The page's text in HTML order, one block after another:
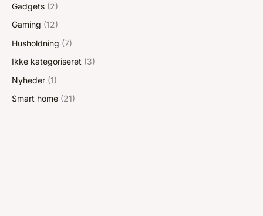
Gadgets (2)
Gaming (12)
Husholdning (7)
Ikke kategoriseret (3)
Nyheder (1)
Smart home (21)